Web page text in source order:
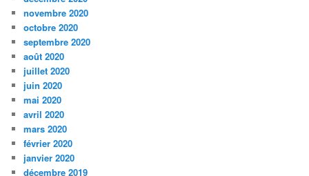
novembre 2020
octobre 2020
septembre 2020
août 2020
juillet 2020
juin 2020
mai 2020
avril 2020
mars 2020
février 2020
janvier 2020
décembre 2019